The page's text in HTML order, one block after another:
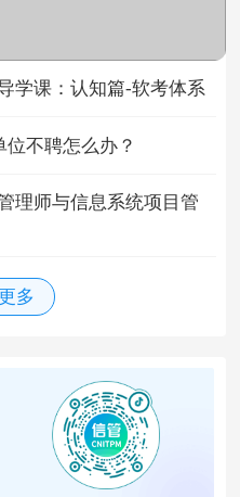
学课：认知篇-软考体系
不聘怎么办？
理师与信息系统项目管
多